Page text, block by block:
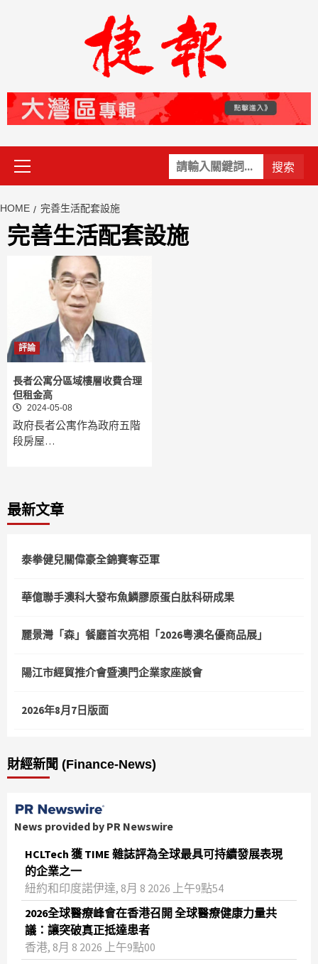
關
鍵
Primary
Menu
HOME 完善生活配套設施
完善生活配套設施
評論
長者公寓分區域樓層收費合理
但租金高
2024-05-08
政府長者公寓作為政府五階
段房屋…
最新文章
泰拳健兒關偉豪全錦賽奪亞軍
華億聯手澳科大發布魚鱗膠原蛋白肽科研成果
麗景灣「森」餐廳首次亮相「2026粵澳名優商品展」
陽江市經貿推介會暨澳門企業家座談會
2026年8月7日版面
財經新聞 (Finance-News)
News provided by PR Newswire
HCLTech 獲 TIME 雜誌評為全球最具可持續發展表現
的企業之一
紐約和印度諾伊達, 8月 8 2026 上午9點54
2026全球醫療峰會在香港召開 全球醫療健康力量共
議：讓突破真正抵達患者
香港, 8月 8 2026 上午9點00